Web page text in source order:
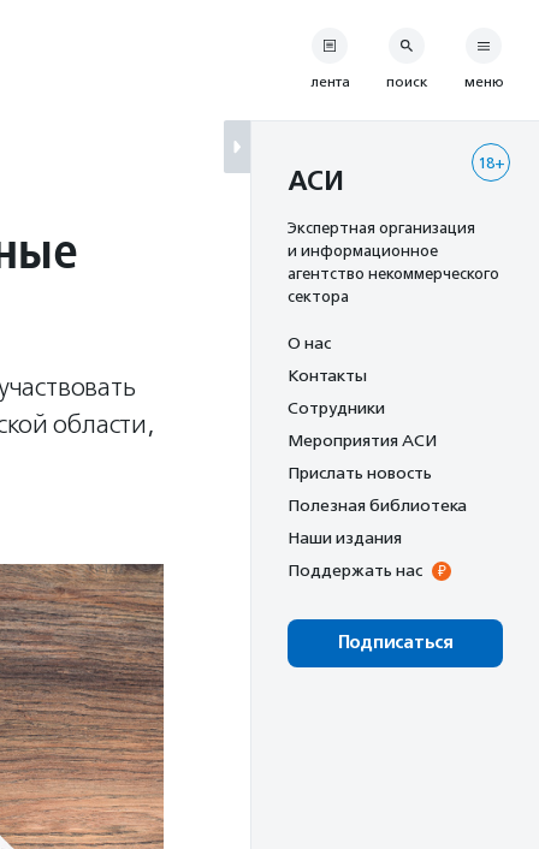
области,
лента поиск меню
18+
АСИ
Экспертная организация
и информационное
агентство некоммерческого
сектора
О нас
Контакты
Сотрудники
Мероприятия АСИ
Прислать новость
Полезная библиотека
Наши издания
Поддержать нас
Подписаться